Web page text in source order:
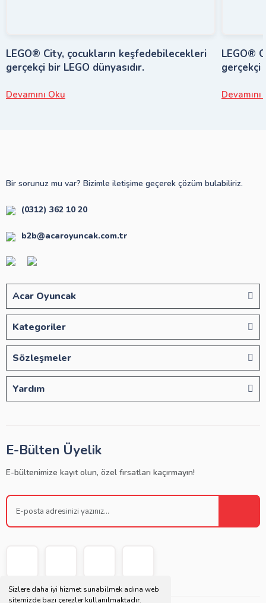
Sizlere daha iyi hizmet sunabilmek adına web
sitemizde bazı çerezler kullanılmaktadır.
LEGO® City, çocukların keşfedebilecekleri
gerçekçi bir LEGO dünyasıdır.
Devamını Oku
LEGO®
gerçekçi
Devamını
Bir sorunuz mu var? Bizimle iletişime geçerek çözüm bulabiliriz.
(0312) 362 10 20
b2b@acaroyuncak.com.tr
Acar Oyuncak
Kategoriler
Sözleşmeler
Yardım
E-Bülten Üyelik
E-bültenimize kayıt olun, özel fırsatları kaçırmayın!